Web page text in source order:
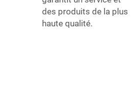
des produits de la plus
haute qualité.